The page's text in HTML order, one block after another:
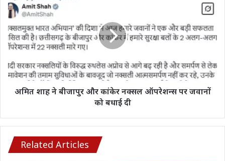
दिया
बल
शाह
ने
बीजापुर
और
कांकेर
ऑपरेशन्स
पर
जवानों
अमित शाह ने बीजापुर और कांकेर नक्सल ऑपरेशन्स पर जवानों
को बधाई दी
Related Articles